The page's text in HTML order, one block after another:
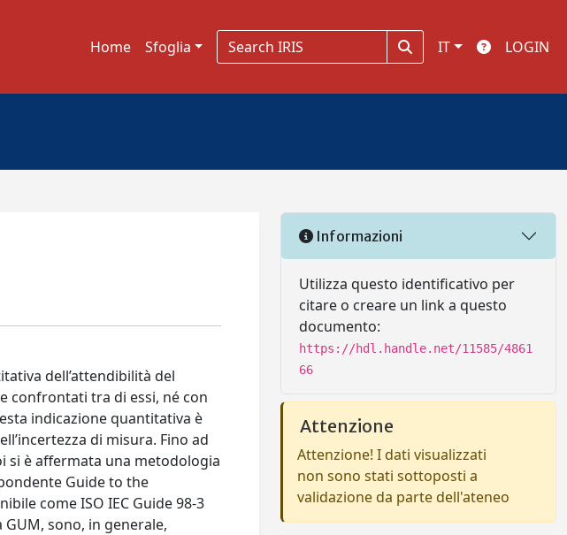
Home Sfoglia IT LOGIN
dell’attendibilità del
confrontati tra di essi, né con
indicazione quantitativa è
di misura. Fino ad
si è affermata una metodologia
Guide to the
come ISO IEC Guide 98-3
sono, in generale,
Informazioni
Utilizza questo identificativo per
citare o creare un link a questo
documento:
https://hdl.handle.net/11585/4861
66
Attenzione
Attenzione! I dati visualizzati
non sono stati sottoposti a
validazione da parte dell'ateneo